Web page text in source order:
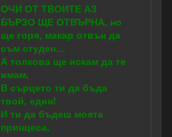
ОЧИ ОТ ТВОИТЕ АЗ
БЪРЗО ЩЕ ОТВЪРНА, но
ще горя, макар отвън да
съм студен…
А толкова ще искам да те
имам,
В сърцето ти да бъда
твой, един!
И ти да бъдеш моята
принцеса,